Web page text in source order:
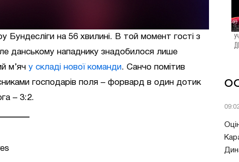
Бундесліги на 56 хвилині. В той момент гості з
данському нападнику знадобилося лише
м’яч у складі нової команди. Санчо помітив
господарів поля – форвард в один дотик
– 3:2.